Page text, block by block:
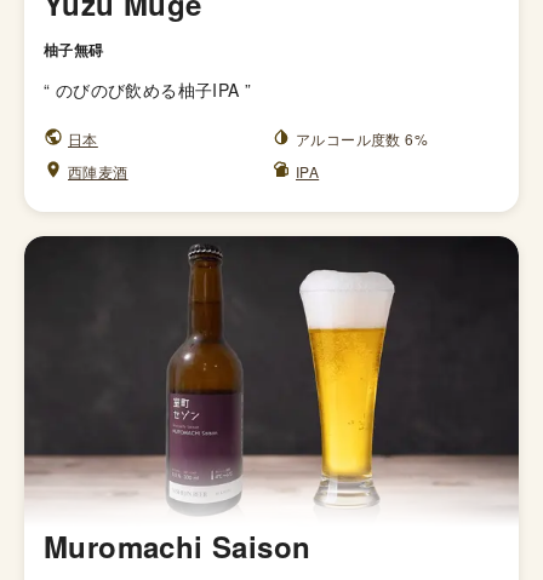
柚子無碍
“ のびのび飲める柚子IPA ”
日本
アルコール度数 6%
西陣麦酒
IPA
Muromachi Saison